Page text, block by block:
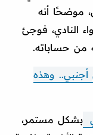
موضحًا أنه
النادي، فوجئ
من حساباته.
أجنبي.. وهذه
بشكل مستمر،